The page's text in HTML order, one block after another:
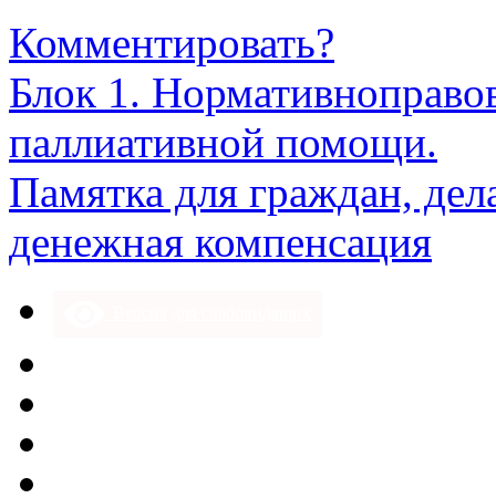
Комментировать?
Блок 1.
паллиативной помощи.
Памятка для граждан,
денежная компенсация